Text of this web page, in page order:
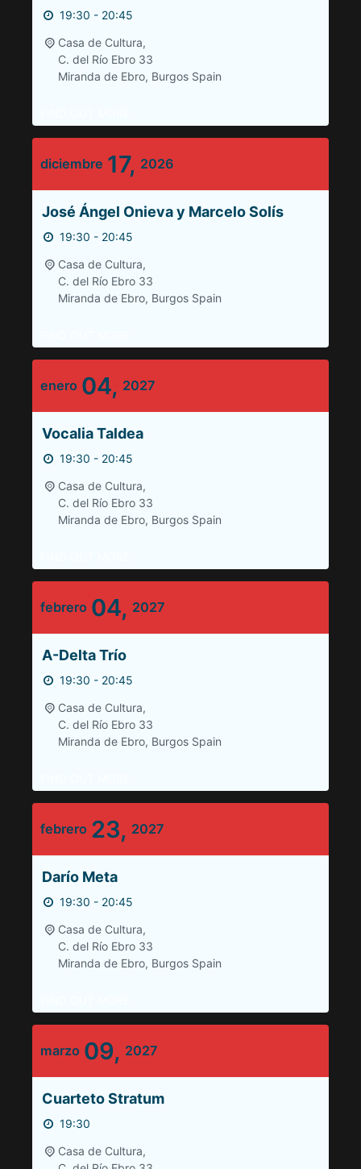
19:30 - 20:45
Casa de Cultura,
C. del Río Ebro 33
Miranda de Ebro, Burgos Spain
diciembre 17, 2026
José Ángel Onieva y Marcelo Solís
19:30 - 20:45
Casa de Cultura,
C. del Río Ebro 33
Miranda de Ebro, Burgos Spain
enero 04, 2027
Vocalia Taldea
19:30 - 20:45
Casa de Cultura,
C. del Río Ebro 33
Miranda de Ebro, Burgos Spain
febrero 04, 2027
A-Delta Trío
19:30 - 20:45
Casa de Cultura,
C. del Río Ebro 33
Miranda de Ebro, Burgos Spain
febrero 23, 2027
Darío Meta
19:30 - 20:45
Casa de Cultura,
C. del Río Ebro 33
Miranda de Ebro, Burgos Spain
marzo 09, 2027
Cuarteto Stratum
19:30
Casa de Cultura,